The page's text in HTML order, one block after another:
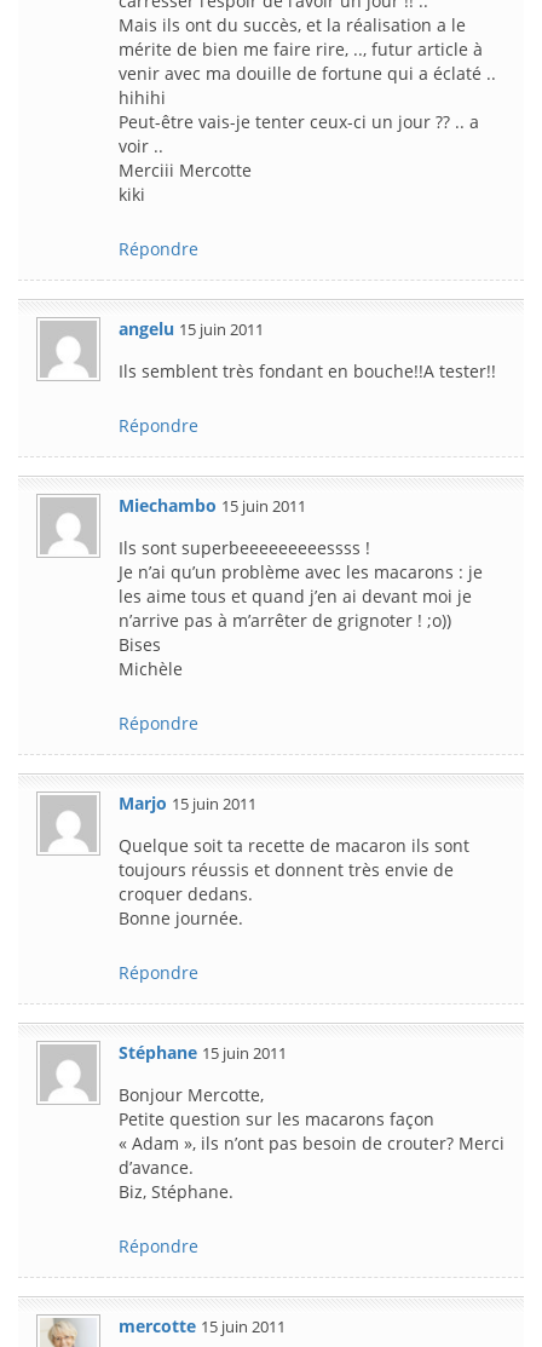
Mais ils ont du succès, et la réalisation a le
mérite de bien me faire rire, .., futur article à
venir avec ma douille de fortune qui a éclaté ..
hihihi
Peut-être vais-je tenter ceux-ci un jour ?? .. a
voir ..
Merciii Mercotte
kiki
Répondre
angelu 15 juin 2011
Ils semblent très fondant en bouche!!A tester!!
Répondre
Miechambo 15 juin 2011
Ils sont superbeeeeeeeeessss !
Je n’ai qu’un problème avec les macarons : je
les aime tous et quand j’en ai devant moi je
n’arrive pas à m’arrêter de grignoter ! ;o))
Bises
Michèle
Répondre
Marjo 15 juin 2011
Quelque soit ta recette de macaron ils sont
toujours réussis et donnent très envie de
croquer dedans.
Bonne journée.
Répondre
Stéphane 15 juin 2011
Bonjour Mercotte,
Petite question sur les macarons façon
« Adam », ils n’ont pas besoin de crouter? Merci
d’avance.
Biz, Stéphane.
Répondre
mercotte 15 juin 2011